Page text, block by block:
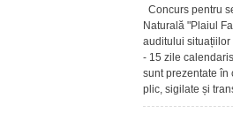
Concurs pentru
Naturală "Plaiul
auditului situațiilor
- 15 zile
sunt prezentate în
plic, sigilate și